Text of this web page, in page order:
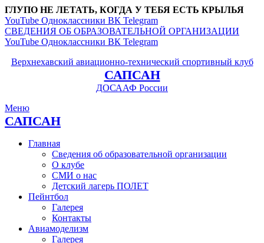
ГЛУПО НЕ ЛЕТАТЬ, КОГДА У ТЕБЯ ЕСТЬ КРЫЛЬЯ
YouTube Одноклассники ВК Telegram
СВЕДЕНИЯ ОБ ОБРАЗОВАТЕЛЬНОЙ ОРГАНИЗАЦИИ
YouTube Одноклассники ВК Telegram
Верхнехавский авиационно-технический спортивный клуб
САПСАН
ДОСААФ России
Меню
САПСАН
Главная
Сведения об образовательной организации
О клубе
СМИ о нас
Детский лагерь ПОЛЕТ
Пейнтбол
Галерея
Контакты
Авиамоделизм
Галерея